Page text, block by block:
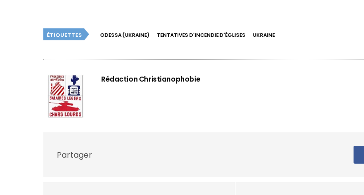
ÉTIQUETTES ODESSA (UKRAINE) TENTATIVES D'INCENDIE D'ÉGLISES UKRAINE
Rédaction Christianophobie
Partager